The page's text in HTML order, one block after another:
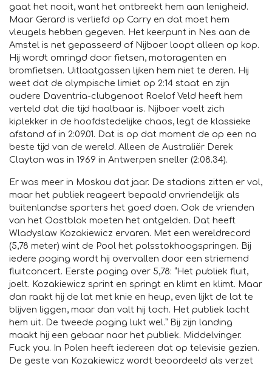
gaat het nooit, want het ontbreekt hem aan lenigheid.
Maar Gerard is verliefd op Carry en dat moet hem
vleugels hebben gegeven. Het keerpunt in Nes aan de
Amstel is net gepasseerd of Nijboer loopt alleen op kop.
Hij wordt omringd door fietsen, motoragenten en
bromfietsen. Uitlaatgassen lijken hem niet te deren. Hij
weet dat de olympische limiet op 2:14 staat en zijn
oudere Daventria-clubgenoot Roelof Veld heeft hem
verteld dat die tijd haalbaar is. Nijboer voelt zich
kiplekker in de hoofdstedelijke chaos, legt de klassieke
afstand af in 2:09.01. Dat is op dat moment de op een na
beste tijd van de wereld. Alleen de Australiër Derek
Clayton was in 1969 in Antwerpen sneller (2:08.34).
Er was meer in Moskou dat jaar. De stadions zitten er vol,
maar het publiek reageert bepaald onvriendelijk als
buitenlandse sporters het goed doen. Ook de vrienden
van het Oostblok moeten het ontgelden. Dat heeft
Wladyslaw Kozakiewicz ervaren. Met een wereldrecord
(5,78 meter) wint de Pool het polsstokhoogspringen. Bij
iedere poging wordt hij overvallen door een striemend
fluitconcert. Eerste poging over 5,78: “Het publiek fluit,
joelt. Kozakiewicz sprint en springt en klimt en klimt. Maar
dan raakt hij de lat met knie en heup, even lijkt de lat te
blijven liggen, maar dan valt hij toch. Het publiek lacht
hem uit. De tweede poging lukt wel.” Bij zijn landing
maakt hij een gebaar naar het publiek. Middelvinger.
Fuck you. In Polen heeft iedereen dat op televisie gezien.
De geste van Kozakiewicz wordt beoordeeld als verzet